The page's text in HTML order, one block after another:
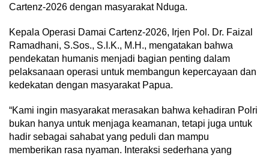
Cartenz-2026 dengan masyarakat Nduga.
Kepala Operasi Damai Cartenz-2026, Irjen Pol. Dr. Faizal
Ramadhani, S.Sos., S.I.K., M.H., mengatakan bahwa
pendekatan humanis menjadi bagian penting dalam
pelaksanaan operasi untuk membangun kepercayaan dan
kedekatan dengan masyarakat Papua.
“Kami ingin masyarakat merasakan bahwa kehadiran Polri
bukan hanya untuk menjaga keamanan, tetapi juga untuk
hadir sebagai sahabat yang peduli dan mampu
memberikan rasa nyaman. Interaksi sederhana yang